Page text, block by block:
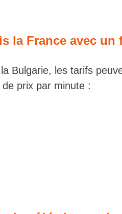
la France avec un
Bulgarie, les tarifs
prix par minute :